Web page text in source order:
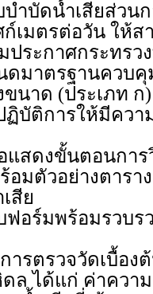
บัดน้ำเสียส่วนก
เมตรต่อวัน ให้ส
ประกาศกระทรว
ดมาตรฐานควบ
ขนาด (ประเภท ก)
บัติการให้มีควา
สดงขั้นตอนกา
อมตัวอย่างตารา
สีย
อร์มพร้อมรวบร
ารตรวจวัดเบื้อง
ล ได้แก่ ค่าควา